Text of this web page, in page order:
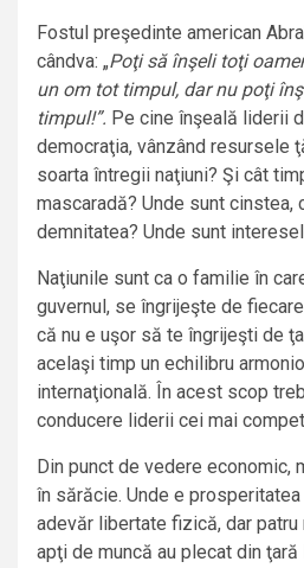
Fostul preşedinte american
cândva: „Poţi să înşeli toţi
un om tot timpul, dar nu poţi
timpul!”. Pe cine înşeală liderii
democraţia, vânzând resursele
soarta întregii naţiuni? Şi cât
mascaradă? Unde sunt cinstea,
demnitatea? Unde sunt
Naţiunile sunt ca o familie în
guvernul, se îngrijeşte de
că nu e uşor să te îngrijeşti de
acelaşi timp un echilibru
internaţională. În acest scop
conducere liderii cei mai
Din punct de vedere economic,
în sărăcie. Unde e
adevăr libertate fizică, dar
apţi de muncă au plecat din